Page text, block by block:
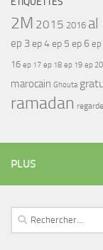
2M 2015 2016 al
ep 3ep 4ep 5 ep 6
16 ep 17 ep 18 ep 19 ep 20
marocain Ghouta
ramadan
PLUS
Rechercher :